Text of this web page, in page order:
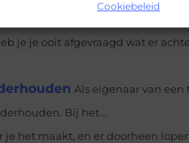
Cookiebeleid
gat te creëren. Dit
je je ooit afgevraagd wat er
Als eigenaar van
Bij het...
je het maakt, en er doorheen